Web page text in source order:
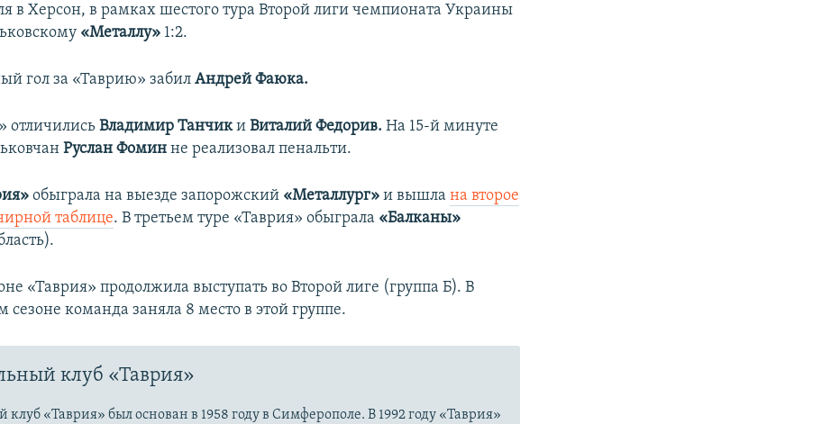
в Херсон, в рамках шестого тура Второй лиги чемпионата Украины
«Металлу» 1:2.
гол за «Таврию» забилАндрей Фаюка.
отличилисьВладимир ТанчикиВиталий Федорив. На 15-й минуте
Руслан Фоминне реализовал пенальти.
обыграла на выезде запорожский «Металлург» и вышлана второе
таблице. В третьем туре «Таврия» обыграла «Балканы»
«Таврия» продолжила выступать во Второй лиге (группа Б). В
команда заняла 8 место в этой группе.
клуб «Таврия»
клуб «Таврия» был основан в 1958 году в Симферополе. В 1992 году «Таврия»